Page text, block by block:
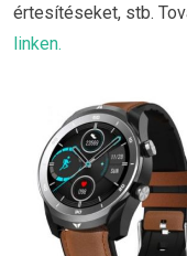
értesítéseket, stb.
linken.